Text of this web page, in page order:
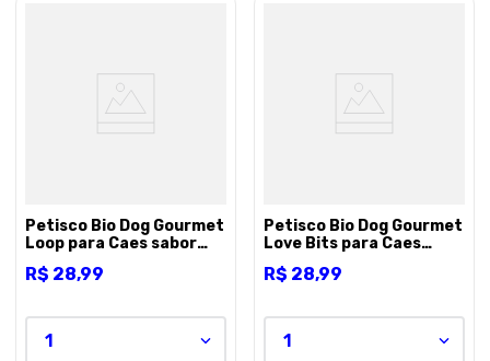
Petisco Bio Dog Gourmet
Loop para Caes sabor
R$ 28,99
1
Petisco Bio Dog Gourmet
Love Bits para Caes
R$ 28,99
1